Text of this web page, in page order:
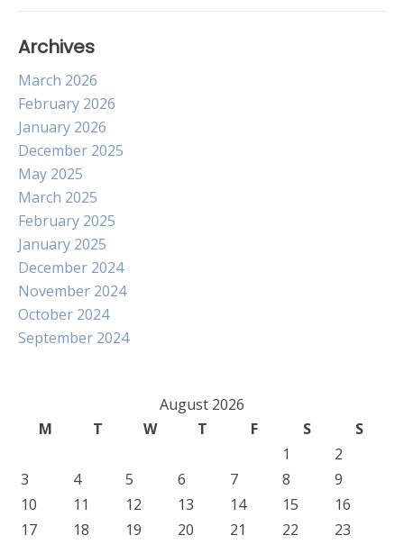
Archives
March 2026
February 2026
January 2026
December 2025
May 2025
March 2025
February 2025
January 2025
December 2024
November 2024
October 2024
September 2024
August 2026
M
T W T F S
S
1
2
3
4 5 6 7 8
9
10
11 12 13 14 15
16
17
18 19 20 21 22
23